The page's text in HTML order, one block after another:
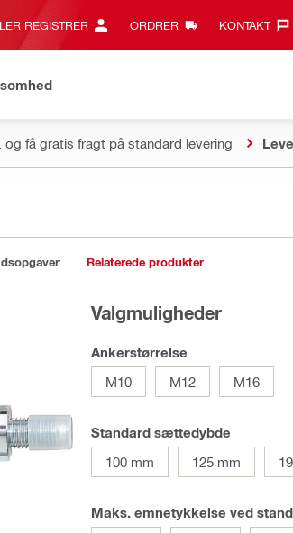
REGISTRER ORDRER KONTAKT‎
og få gratis fragt på standard levering
Relaterede produkter
Valgmuligheder
Ankerstørrelse
M10
M12 M16
Standard sættedybde
100 mm
125 mm
Maks. emnetykkelse ved